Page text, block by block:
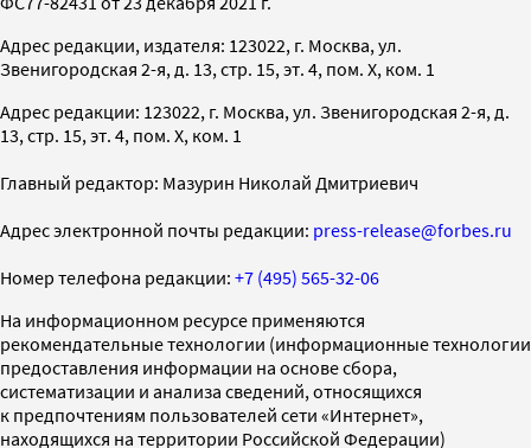
Адрес редакции, издателя: 123022, г. Москва, ул.
Звенигородская 2-я, д. 13, стр. 15, эт. 4, пом. X, ком. 1
Адрес редакции: 123022, г. Москва, ул. Звенигородская 2-я, д.
13, стр. 15, эт. 4, пом. X, ком. 1
Главный редактор: Мазурин Николай Дмитриевич
Адрес электронной почты редакции: press-release@forbes.ru
Номер телефона редакции: +7 (495) 565-32-06
На информационном ресурсе применяются
рекомендательные технологии (информационные технологии
предоставления информации на основе сбора,
систематизации и анализа сведений, относящихся
к предпочтениям пользователей сети «Интернет»,
находящихся на территории Российской Федерации)